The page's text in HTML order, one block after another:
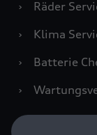
›
Räder
›
Klima
›
Batterie
›